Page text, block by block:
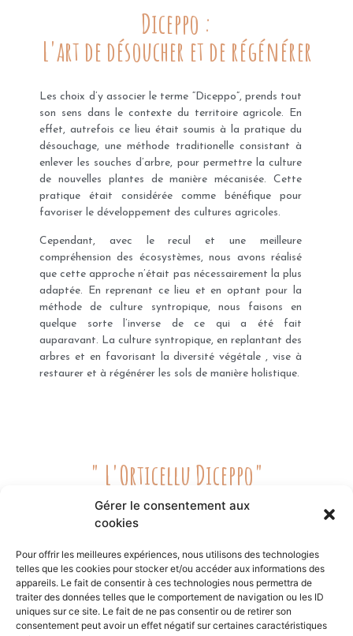
Gérer le consentement aux
cookies
Pour offrir les meilleures expériences, nous utilisons des technologies
telles que les cookies pour stocker et/ou accéder aux informations des
appareils. Le fait de consentir à ces technologies nous permettra de
traiter des données telles que le comportement de navigation ou les ID
uniques sur ce site. Le fait de ne pas consentir ou de retirer son
consentement peut avoir un effet négatif sur certaines caractéristiques
Diceppo :
L'art de désoucher et de régénérer
Les choix d’y associer le terme “Diceppo”, prends tout
son sens dans le contexte du territoire agricole. En
effet, autrefois ce lieu était soumis à la pratique du
désouchage, une méthode traditionelle consistant à
enlever les souches d’arbre, pour permettre la culture
de nouvelles plantes de manière mécanisée. Cette
pratique était considérée comme bénéfique pour
favoriser le développement des cultures agricoles.
Cependant, avec le recul et une meilleure
compréhension des écosystèmes, nous avons réalisé
que cette approche n’était pas nécessairement la plus
adaptée. En reprenant ce lieu et en optant pour la
méthode de culture syntropique, nous faisons en
quelque sorte l’inverse de ce qui a été fait
auparavant. La culture syntropique, en replantant des
arbres et en favorisant la diversité végétale , vise à
restaurer et à régénérer les sols de manière holistique.
" L'Orticellu Diceppo"
Le choix du nom ” U Orticellu Diceppo” est plus qu’une simple
combinaison. Il incarne une vision dynamique et innovante pour
Cette union symbolise la transition vers une agriculture plus
durable et équilibrée, tout en reconnaissant l’histoire et
l’identité unique du lieu.